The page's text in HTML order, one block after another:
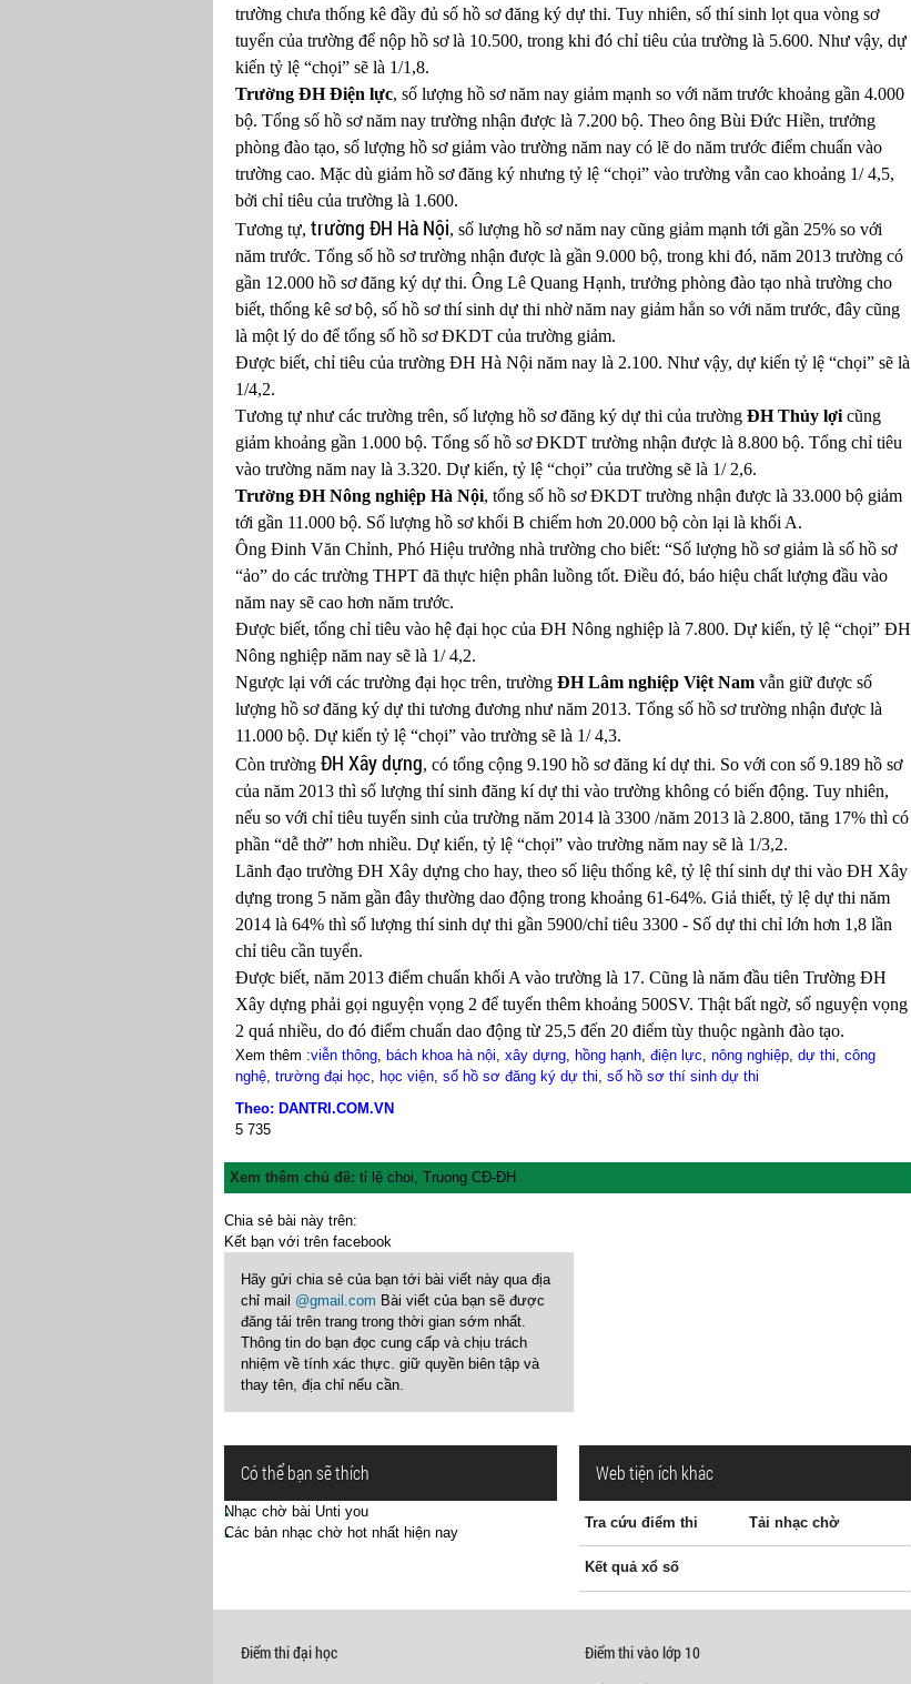
trường chưa thống kê đầy đủ số hồ sơ đăng ký dự thi. Tuy nhiên, số thí sinh lọt qua vòng sơ
tuyển của trường để nộp hồ sơ là 10.500, trong khi đó chỉ tiêu của trường là 5.600. Như vậy, dự
kiến tỷ lệ “chọi” sẽ là 1/1,8.
Trường ĐH Điện lực, số lượng hồ sơ năm nay giảm mạnh so với năm trước khoảng gần 4.000
bộ. Tổng số hồ sơ năm nay trường nhận được là 7.200 bộ. Theo ông Bùi Đức Hiền, trưởng
phòng đào tạo, số lượng hồ sơ giảm vào trường năm nay có lẽ do năm trước điểm chuẩn vào
trường cao. Mặc dù giảm hồ sơ đăng ký nhưng tỷ lệ “chọi” vào trường vẫn cao khoảng 1/ 4,5,
bởi chỉ tiêu của trường là 1.600.
Tương tự, trường ĐH Hà Nội, số lượng hồ sơ năm nay cũng giảm mạnh tới gần 25% so với
năm trước. Tổng số hồ sơ trường nhận được là gần 9.000 bộ, trong khi đó, năm 2013 trường có
gần 12.000 hồ sơ đăng ký dự thi. Ông Lê Quang Hạnh, trưởng phòng đào tạo nhà trường cho
biết, thống kê sơ bộ, số hồ sơ thí sinh dự thi nhờ năm nay giảm hẳn so với năm trước, đây cũng
là một lý do để tổng số hồ sơ ĐKDT của trường giảm.
Được biết, chỉ tiêu của trường ĐH Hà Nội năm nay là 2.100. Như vậy, dự kiến tỷ lệ “chọi” sẽ là
1/4,2.
Tương tự như các trường trên, số lượng hồ sơ đăng ký dự thi của trường ĐH Thủy lợi cũng
giảm khoảng gần 1.000 bộ. Tổng số hồ sơ ĐKDT trường nhận được là 8.800 bộ. Tổng chỉ tiêu
vào trường năm nay là 3.320. Dự kiến, tỷ lệ “chọi” của trường sẽ là 1/ 2,6.
Trường ĐH Nông nghiệp Hà Nội, tổng số hồ sơ ĐKDT trường nhận được là 33.000 bộ giảm
tới gần 11.000 bộ. Số lượng hồ sơ khối B chiếm hơn 20.000 bộ còn lại là khối A.
Ông Đinh Văn Chỉnh, Phó Hiệu trưởng nhà trường cho biết: “Số lượng hồ sơ giảm là số hồ sơ
“ảo” do các trường THPT đã thực hiện phân luồng tốt. Điều đó, báo hiệu chất lượng đầu vào
năm nay sẽ cao hơn năm trước.
Được biết, tổng chỉ tiêu vào hệ đại học của ĐH Nông nghiệp là 7.800. Dự kiến, tỷ lệ “chọi” ĐH
Nông nghiệp năm nay sẽ là 1/ 4,2.
Ngược lại với các trường đại học trên, trường ĐH Lâm nghiệp Việt Nam vẫn giữ được số
lượng hồ sơ đăng ký dự thi tương đương như năm 2013. Tổng số hồ sơ trường nhận được là
11.000 bộ. Dự kiến tỷ lệ “chọi” vào trường sẽ là 1/ 4,3.
Còn trường ĐH Xây dựng, có tổng cộng 9.190 hồ sơ đăng kí dự thi. So với con số 9.189 hồ sơ
của năm 2013 thì số lượng thí sinh đăng kí dự thi vào trường không có biến động. Tuy nhiên,
nếu so với chỉ tiêu tuyển sinh của trường năm 2014 là 3300 /năm 2013 là 2.800, tăng 17% thì có
phần “dễ thở” hơn nhiều. Dự kiến, tỷ lệ “chọi” vào trường năm nay sẽ là 1/3,2.
Lãnh đạo trường ĐH Xây dựng cho hay, theo số liệu thống kê, tỷ lệ thí sinh dự thi vào ĐH Xây
dựng trong 5 năm gần đây thường dao động trong khoảng 61-64%. Giả thiết, tỷ lệ dự thi năm
2014 là 64% thì số lượng thí sinh dự thi gần 5900/chỉ tiêu 3300 - Số dự thi chỉ lớn hơn 1,8 lần
chỉ tiêu cần tuyển.
Được biết, năm 2013 điểm chuẩn khối A vào trường là 17. Cũng là năm đầu tiên Trường ĐH
Xây dựng phải gọi nguyện vọng 2 để tuyển thêm khoảng 500SV. Thật bất ngờ, số nguyện vọng
2 quá nhiều, do đó điểm chuẩn dao động từ 25,5 đến 20 điểm tùy thuộc ngành đào tạo.
Xem thêm :viễn thông, bách khoa hà nội, xây dựng, hồng hạnh, điện lực, nông nghiệp, dự thi, công
nghệ, trường đại học, học viện, số hồ sơ đăng ký dự thi, số hồ sơ thí sinh dự thi
Theo: DANTRI.COM.VN
5 735
Xem thêm chủ đề: tỉ lệ choi, Truong CĐ-ĐH
Chia sẻ bài này trên:
Kết bạn với trên facebook
Hãy gửi chia sẻ của bạn tới bài viết này qua địa
chỉ mail @gmail.com Bài viết của bạn sẽ được
đăng tải trên trang trong thời gian sớm nhất.
Thông tin do bạn đọc cung cấp và chịu trách
nhiệm về tính xác thực. giữ quyền biên tập và
thay tên, địa chỉ nếu cần.
Có thể bạn sẽ thích
Nhạc chờ bài Unti you
Các bản nhạc chờ hot nhất hiện nay
Web tiện ích khác
Tra cứu điểm thi Tải nhạc chờ
Kết quả xổ số
Điểm thi đại học Điểm thi vào lớp 10